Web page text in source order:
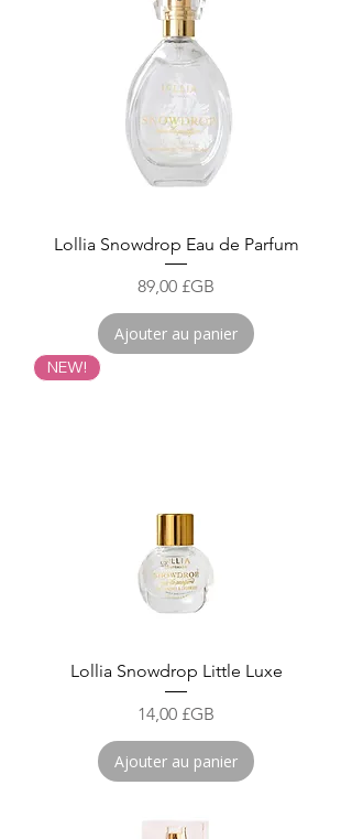
Lollia Snowdrop Eau de Parfum
Prix
89,00 £GB
Ajouter au panier
NEW!
Lollia Snowdrop Little Luxe
Prix
14,00 £GB
Ajouter au panier